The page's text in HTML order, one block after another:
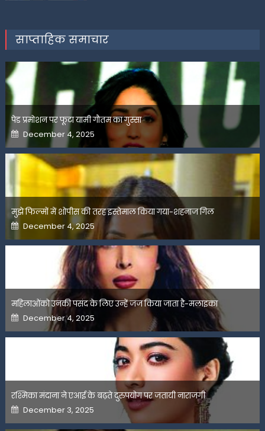
साप्ताहिक समाचार
पेड प्रमोशन पर फूटा यामी गौतम का गुस्सा
Posted
on
December 4, 2025
मुझे फिल्मों में शोपीस की तरह इस्तेमाल किया गया-शहनाज गिल
Posted
on
December 4, 2025
महिलाओंको उनकी पसंद के लिए उन्हें जज किया जाता है-मलाइका
Posted
on
December 4, 2025
रश्मिका मंदाना ने एआई के बढ़ते दुरुपयोग पर जतायी नाराजगी
Posted
on
December 3, 2025